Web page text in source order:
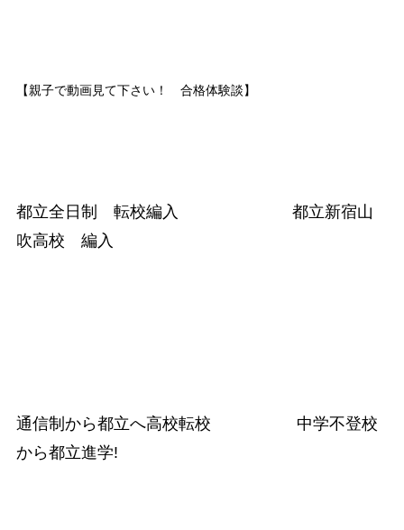
【親子で動画見て下さい！ 合格体験談】
都立全日制 転校編入 都立新宿山
吹高校 編入
通信制から都立へ高校転校 中学不登校
から都立進学!